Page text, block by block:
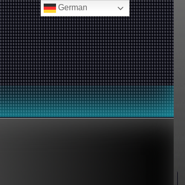
German